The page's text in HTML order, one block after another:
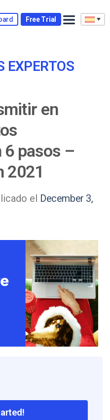
Free Trial
EXPERTOS
en
6 pasos –
2021
el December 3,